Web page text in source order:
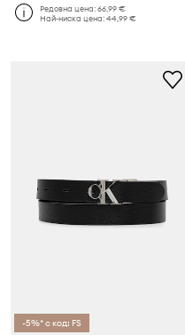
Редовна цена:66,99 €
Най-ниска цена:44,99 €
-5%* с код: FS